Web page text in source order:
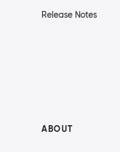
Release Notes
ABOUT